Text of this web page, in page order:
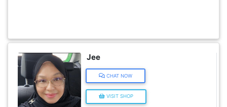
Category
Artikel
Brand
PERNIAGAAN(41)
KENDERAAN(6)